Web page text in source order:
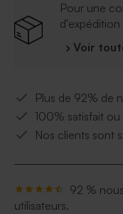
Pour une
d'expédition
› Voir
Plus de 92% de
100% satisfait
Nos clients sont
92 %
utilisateurs.